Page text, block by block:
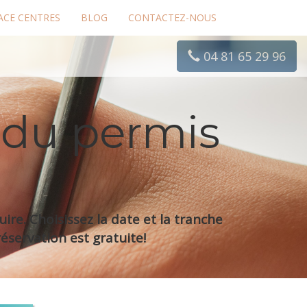
CENTRES BLOG CONTACTEZ-NOUS
04 81 65 29 96
permis
Choisissez la date et la tranche
est gratuite!